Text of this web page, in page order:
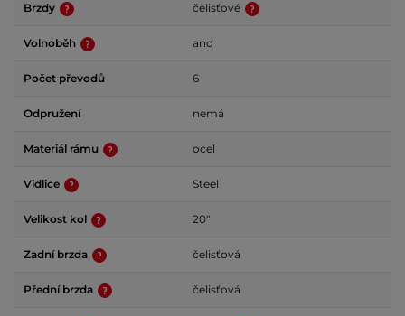
Brzdy čelisťové
Volnoběh ano
Počet převodů 6
Odpružení nemá
Materiál rámu ocel
Vidlice Steel
Velikost kol 20"
Zadní brzda čelisťová
Přední brzda čelisťová